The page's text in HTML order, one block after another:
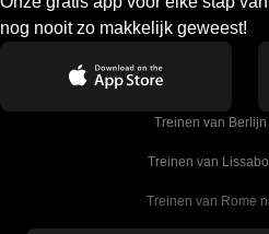
nog nooit zo makkelijk geweest!
Treinen van
Treinen van
Treinen van Rome